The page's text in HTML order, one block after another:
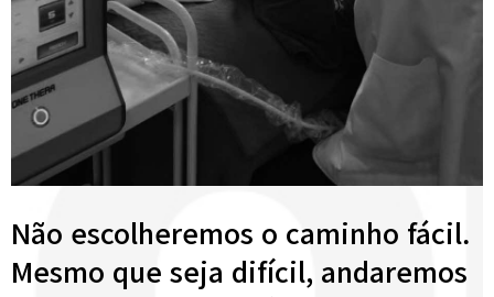
Não escolheremos o caminho fácil.
Mesmo que seja difícil, andaremos